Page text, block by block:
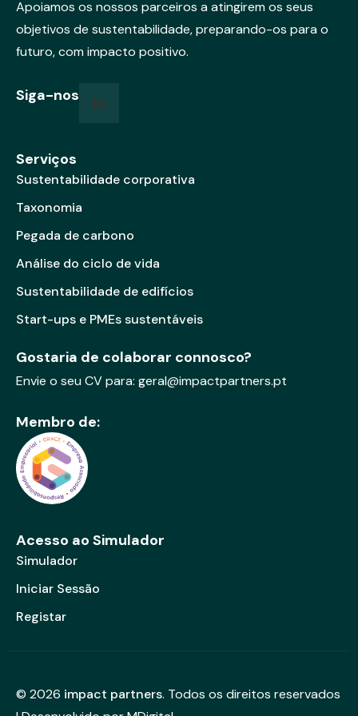
v
e
:
Apoiamos os nossos parceiros a atingirem os seus
objetivos de sustentabilidade, preparando-os para o
futuro, com impacto positivo.
Siga-nos
Serviços
Sustentabilidade corporativa
Taxonomia
Pegada de carbono
Análise do ciclo de vida
Sustentabilidade de edifícios
Start-ups e PMEs sustentáveis
Gostaria de colaborar connosco?
Envie o seu CV para: geral@impactpartners.pt
Membro de:
Acesso ao Simulador
Simulador
Iniciar Sessão
Registar
© 2026 impact partners. Todos os direitos reservados